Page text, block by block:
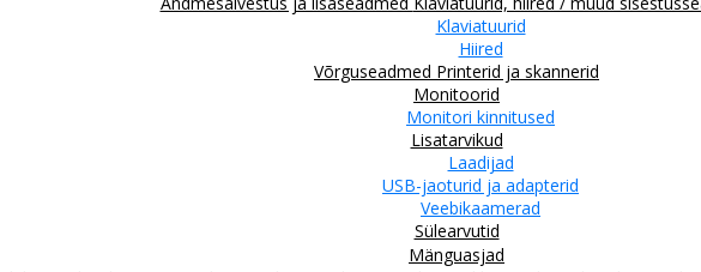
Klaviatuurid
Hiired
Võrguseadmed Printerid ja skannerid
Monitoorid
Monitori kinnitused
Lisatarvikud
Laadijad
USB-jaoturid ja adapterid
Veebikaamerad
Sülearvutid
Mänguasjad